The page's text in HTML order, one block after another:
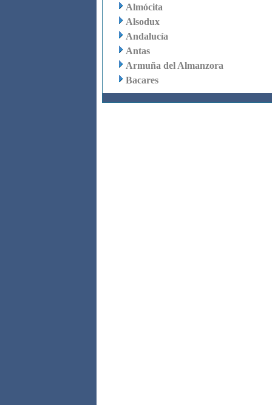
Almócita
Alsodux
Andalucía
Antas
Armuña del Almanzora
Bacares